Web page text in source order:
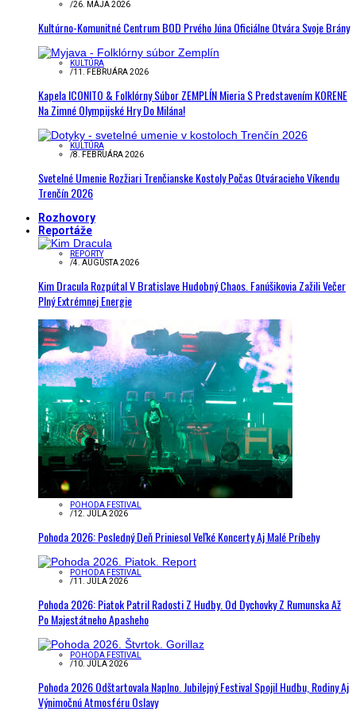
/26. MÁJA 2026
Kultúrno-Komunitné Centrum BOD Prvého Júna Oficiálne Otvára Svoje Brány
KULTÚRA
/11. FEBRUÁRA 2026
Kapela ICONITO & Folklórny Súbor ZEMPLÍN Mieria S Predstavením KORENE
Na Zimné Olympijské Hry Do Milána!
KULTÚRA
/8. FEBRUÁRA 2026
Svetelné Umenie Rozžiari Trenčianske Kostoly Počas Otváracieho Víkendu
Trenčín 2026
Rozhovory
Reportáže
REPORTY
/4. AUGUSTA 2026
Kim Dracula Rozpútal V Bratislave Hudobný Chaos. Fanúšikovia Zažili Večer
Plný Extrémnej Energie
POHODA FESTIVAL
/12. JÚLA 2026
Pohoda 2026: Posledný Deň Priniesol Veľké Koncerty Aj Malé Príbehy
POHODA FESTIVAL
/11. JÚLA 2026
Pohoda 2026: Piatok Patril Radosti Z Hudby. Od Dychovky Z Rumunska Až
Po Majestátneho Apasheho
POHODA FESTIVAL
/10. JÚLA 2026
Pohoda 2026 Odštartovala Naplno. Jubilejný Festival Spojil Hudbu, Rodiny Aj
Výnimočnú Atmosféru Oslavy